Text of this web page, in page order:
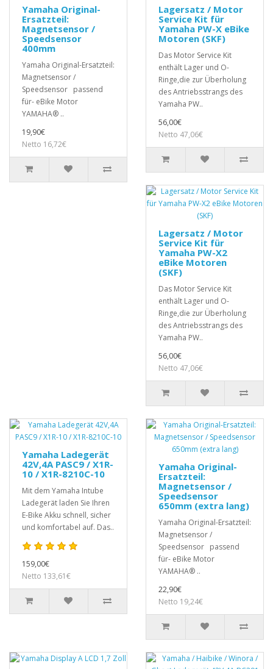
Yamaha Original-
Ersatzteil:
Magnetsensor /
Speedsensor
400mm
Yamaha Original-Ersatzteil:
Magnetsensor /
Speedsensor passend
für- eBike Motor
YAMAHA® ..
19,90€
Netto 16,72€
Lagersatz / Motor
Service Kit für
Yamaha PW-X eBike
Motoren (SKF)
Das Motor Service Kit
enthält Lager und O-
Ringe,die zur Überholung
des Antriebsstrangs des
Yamaha PW..
56,00€
Netto 47,06€
Lagersatz / Motor
Service Kit für
Yamaha PW-X2
eBike Motoren
(SKF)
Das Motor Service Kit
enthält Lager und O-
Ringe,die zur Überholung
des Antriebsstrangs des
Yamaha PW..
56,00€
Netto 47,06€
Yamaha Ladegerät
42V,4A PASC9 / X1R-
10 / X1R-8210C-10
Mit dem Yamaha Intube
Ladegerät laden Sie Ihren
E-Bike Akku schnell, sicher
und komfortabel auf. Das..
159,00€
Netto 133,61€
Yamaha Original-
Ersatzteil:
Magnetsensor /
Speedsensor
650mm (extra lang)
Yamaha Original-Ersatzteil:
Magnetsensor /
Speedsensor passend
für- eBike Motor
YAMAHA® ..
22,90€
Netto 19,24€